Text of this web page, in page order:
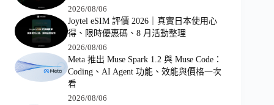
2026/08/06
Joytel eSIM 評價 2026｜真實日本使用心
得、限時優惠碼、8 月活動整理
2026/08/06
Meta 推出 Muse Spark 1.2 與 Muse Code：
Coding、AI Agent 功能、效能與價格一次
看
2026/08/06